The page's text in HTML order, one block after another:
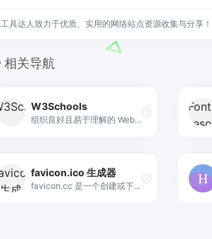
工具达人致力于优质、实用的网络站点资源收集与分享！
相关导航
W3Schools
组织良好且易于理解的 Web 构建教程，包含大量有关如何使用 HTML、CSS、JavaScript、SQL、Python、PHP、Bootstrap、Java、XML 等的示例。
favicon.ico 生成器
favicon.cc 是一个创建或下载 favicon.ico 图标的工具，这些图标显示在每个浏览器的地址栏中。